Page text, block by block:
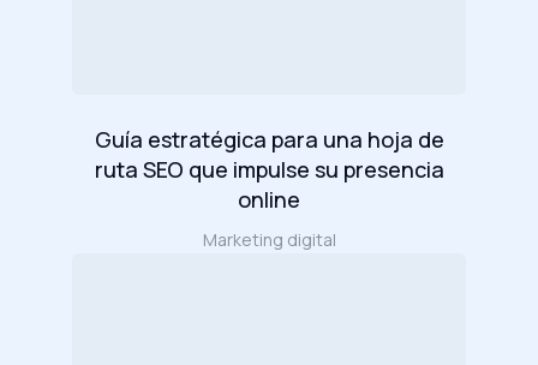
Guía estratégica para una hoja de
ruta SEO que impulse su presencia
online
Marketing digital